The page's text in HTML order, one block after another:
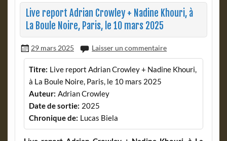
Live report Adrian Crowley + Nadine Khouri, à
La Boule Noire, Paris, le 10 mars 2025
29 mars 2025 Laisser un commentaire
Titre: Live report Adrian Crowley + Nadine Khouri,
à La Boule Noire, Paris, le 10 mars 2025
Auteur: Adrian Crowley
Date de sortie: 2025
Chronique de: Lucas Biela